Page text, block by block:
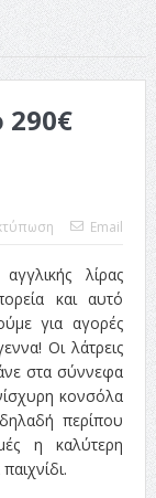
Email
λίρας
και αυτό
για αγορές
Οι λάτρεις
στα σύννεφα
κονσόλα
περίπου
η καλύτερη